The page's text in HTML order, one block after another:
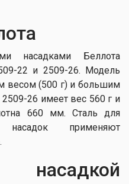
насадками Беллота
22 и 2509-26. Модель
весом (500 г) и большим
26 имеет вес 560 г и
660 мм. Сталь для
насадок применяют